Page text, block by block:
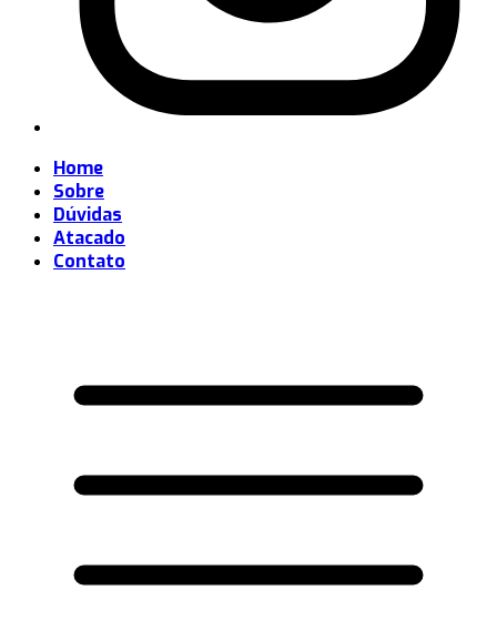
Home
Sobre
Dúvidas
Atacado
Contato